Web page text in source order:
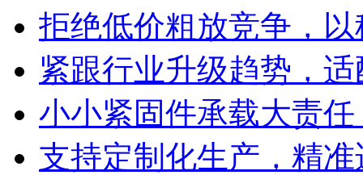
拒绝低价粗放竞争，
紧跟行业升级趋势，
小小紧固件承载大责
支持定制化生产，精